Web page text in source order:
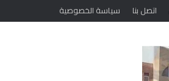
اتصل بنا سياسة الخصوصية